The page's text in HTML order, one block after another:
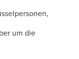
um die